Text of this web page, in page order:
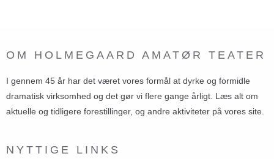
OM HOLMEGAARD AMATØR TEATER
I gennem 45 år har det været vores formål at dyrke og formidle
dramatisk virksomhed og det gør vi flere gange årligt. Læs alt om
aktuelle og tidligere forestillinger, og andre aktiviteter på vores site.
NYTTIGE LINKS